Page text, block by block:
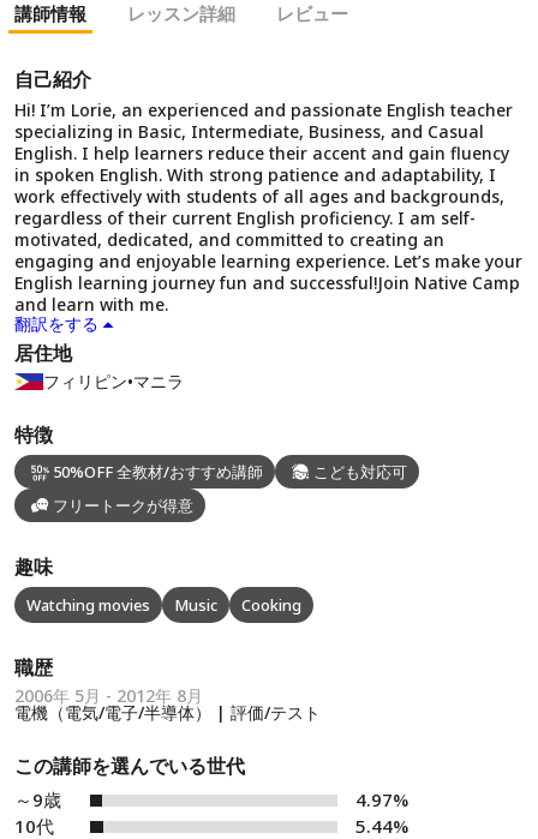
講師情報 レッスン詳細 レビュー
自己紹介
Hi! I’m Lorie, an experienced and passionate English teacher
specializing in Basic, Intermediate, Business, and Casual
English. I help learners reduce their accent and gain fluency
in spoken English. With strong patience and adaptability, I
work effectively with students of all ages and backgrounds,
regardless of their current English proficiency. I am self-
motivated, dedicated, and committed to creating an
engaging and enjoyable learning experience. Let’s make your
English learning journey fun and successful!Join Native Camp
and learn with me.
翻訳をする
居住地
フィリピン•マニラ
特徴
50%OFF 全教材/おすすめ講師
こども対応可
フリートークが得意
趣味
Watching movies Music Cooking
職歴
2006年 5月 - 2012年 8月
電機（電気/電子/半導体） | 評価/テスト
この講師を選んでいる世代
～9歳
4.97%
10代
5.44%